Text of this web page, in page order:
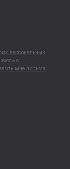
персональных
с
мне письма